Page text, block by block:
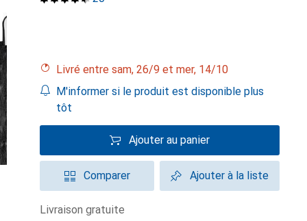
Livré entre sam, 26/9 et mer, 14/10
M'informer si le produit est disponible plus
tôt
Ajouter au panier
Comparer Ajouter à la liste
livraison gratuite